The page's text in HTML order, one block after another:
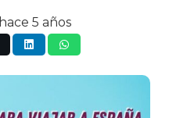
hace 5 años